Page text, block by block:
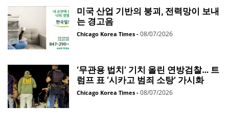
미국 산업 기반의 붕괴, 전력망이 보내
는 경고음
Chicago Korea Times - 08/07/2026
‘무관용 법치’ 기치 올린 연방검찰… 트
럼프 표 ‘시카고 범죄 소탕’ 가시화
Chicago Korea Times - 08/07/2026